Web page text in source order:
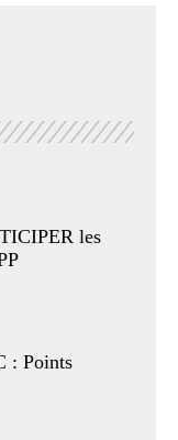
les
: Points